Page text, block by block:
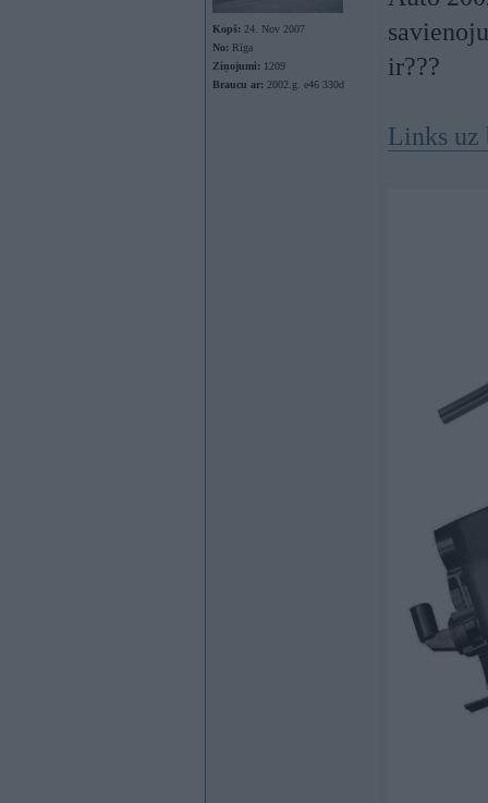
Kopš: 24. Nov 2007
No: Rīga
Ziņojumi: 1209
Braucu ar: 2002.g. e46 330d
ir???
Links uz